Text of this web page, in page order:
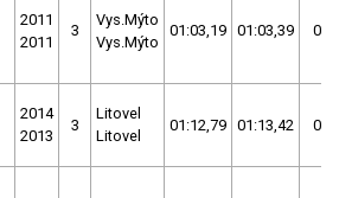
2011
2011
3
Vys.Mýto
Vys.Mýto
01:03,19 01:03,39
2014
2013
3
Litovel
Litovel
01:12,79 01:13,42